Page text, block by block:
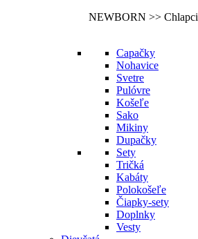
NEWBORN >> Chlapci
Capačky
Nohavice
Svetre
Pulóvre
Košeľe
Sako
Mikiny
Dupačky
Sety
Tričká
Kabáty
Polokošeľe
Čiapky-sety
Doplnky
Vesty